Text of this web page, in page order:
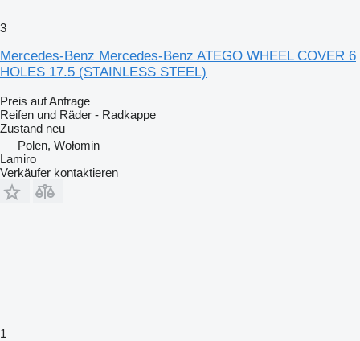
3
Mercedes-Benz Mercedes-Benz ATEGO WHEEL COVER 6
HOLES 17.5 (STAINLESS STEEL)
Preis auf Anfrage
Reifen und Räder - Radkappe
Zustand neu
Polen, Wołomin
Lamiro
Verkäufer kontaktieren
1